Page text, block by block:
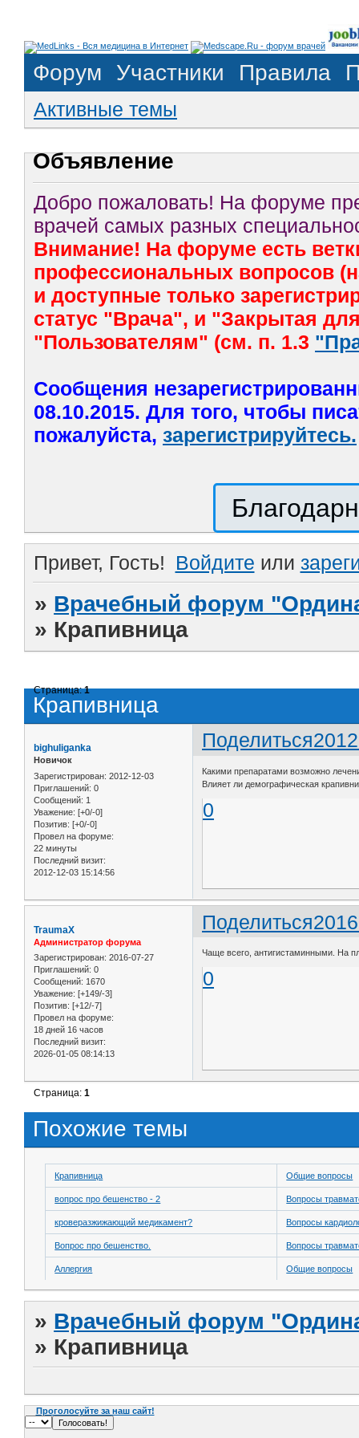
Форум Участники Правила
Активные темы
Объявление
Добро пожаловать! На форуме
врачей самых разных
Внимание! На форуме есть
профессиональных вопросов
и доступные только
статус "Врача", и "Закрытая
"Пользователям" (см. п. 1.3
Сообщения
08.10.2015. Для того, чтобы
пожалуйста, зарегистрируйтесь.
Привет, Гость! Войдите или
» Врачебный форум
» Крапивница
Крапивница
Страница:1
Поделиться
bighuliganka
Новичок
Зарегистрирован: 2012-12-03
Приглашений: 0
Сообщений: 1
Уважение: [+0/-0]
Позитив: [+0/-0]
Провел на форуме:
22 минуты
Последний визит:
2012-12-03 15:14:56
Какими препаратами возможно
Влияет ли демографическая
0
Поделиться
TraumaX
Администратор форума
Зарегистрирован: 2016-07-27
Приглашений: 0
Сообщений: 1670
Уважение: [+149/-3]
Позитив: [+12/-7]
Провел на форуме:
18 дней 16 часов
Последний визит:
2026-01-05 08:14:13
Чаще всего, антигистаминными. На
0
Страница:1
Похожие темы
Крапивница Общие вопросы
вопрос про бешенство - 2 Вопросы
кроверазжижающий медикамент? Вопросы
Вопрос про бешенство. Вопросы
Аллергия Общие вопросы
» Врачебный форум
» Крапивница
Проголосуйте за наш сайт!